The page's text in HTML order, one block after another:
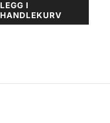
LEGG I
HANDLEKURV